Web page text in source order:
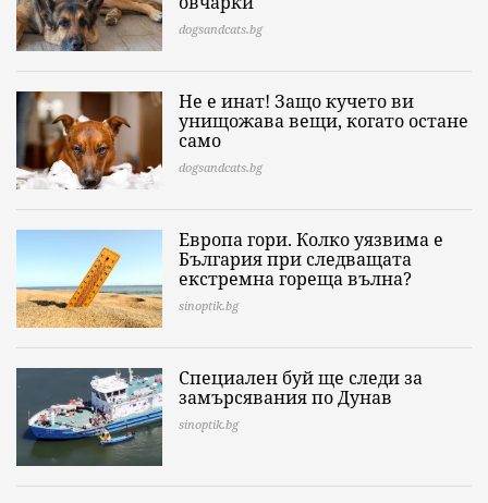
dogsandcats.bg
Не е инат! Защо кучето ви
унищожава вещи, когато остане
само
dogsandcats.bg
Европа гори. Колко уязвима е
България при следващата
екстремна гореща вълна?
sinoptik.bg
Специален буй ще следи за
замърсявания по Дунав
sinoptik.bg